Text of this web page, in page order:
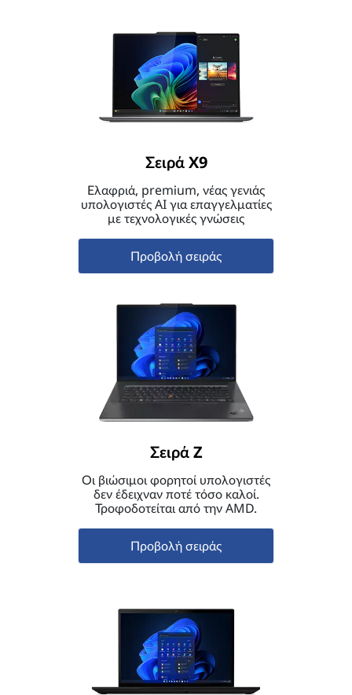
Σειρά X9
Ελαφριά, premium, νέας γενιάς
υπολογιστές AI για επαγγελματίες
με τεχνολογικές γνώσεις
Προβολή σειράς
Σειρά Z
Οι βιώσιμοι φορητοί υπολογιστές
δεν έδειχναν ποτέ τόσο καλοί.
Τροφοδοτείται από την AMD.
Προβολή σειράς